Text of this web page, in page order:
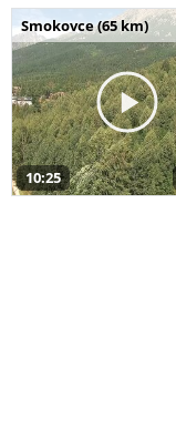
Smokovce (65 km)
10:25